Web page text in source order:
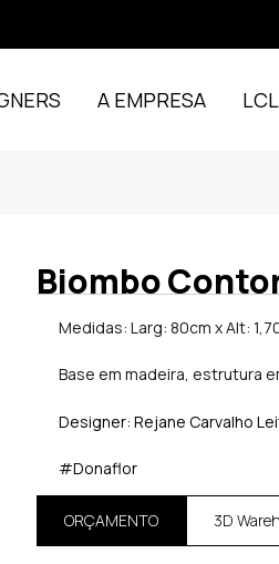
A EMPRESA
Biombo
Medidas: Larg: 80cm x Alt:
Base em madeira, estrutura
Designer: Rejane Carvalho
#Donaflor
ORÇAMENTO 3D